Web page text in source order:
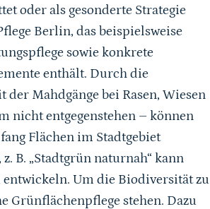
oder als gesonderte Strategie
Berlin, das beispielsweise
sowie konkrete
enthält. Durch die
Mahdgänge bei Rasen, Wiesen
nicht entgegenstehen – können
Flächen im Stadtgebiet
B. „Stadtgrün naturnah“ kann
entwickeln. Um die Biodiversität zu
Grünflächenpflege stehen. Dazu